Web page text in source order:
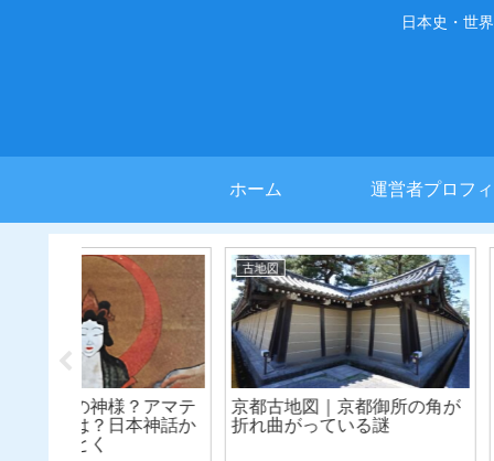
日本史・世
ホーム 運営者プロフ
古地図
古地図で辿る歴史の舞台・
「桜田門外の変」の現場を歩
く
古地図
京都古地図｜源
出会ったのは現